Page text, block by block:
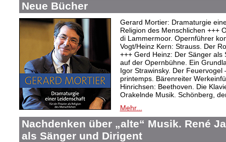
Neue Bücher
Gerard Mortier: Dramaturgie
Religion des Menschlichen +++
di Lammermoor. Opernführer
Vogt/Heinz Kern: Strauss. Der
+++ Gerd Heinz: Der Sänger als
auf der Opernbühne. Ein
Igor Strawinsky. Der
printemps. Bärenreiter
Hinrichsen: Beethoven. Die
Orakelnde Musik. Schönberg,
Mehr...
Nachdenken über „alte“ Musik. René
als Sänger und Dirigent